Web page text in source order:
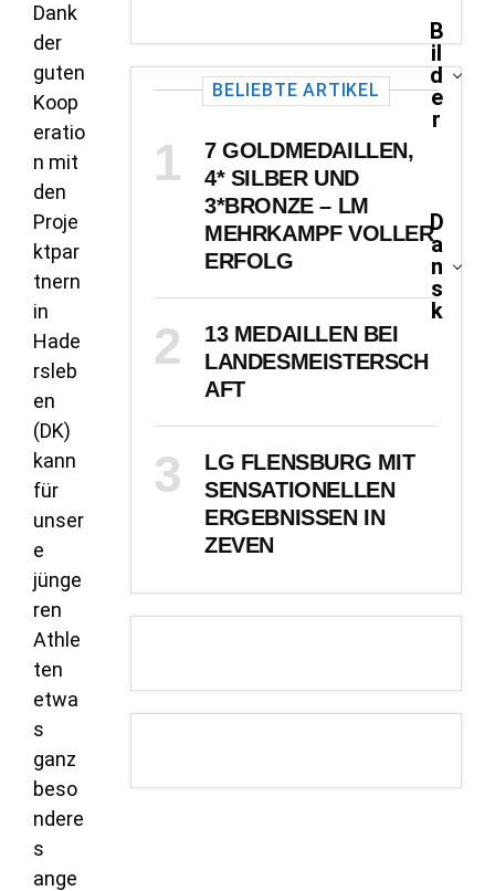
B
il
d
e
r
D
a
n
s
k
Dank
der
guten
Koop
eratio
n mit
den
Proje
ktpar
tnern
in
Hade
rsleb
en
(DK)
kann
für
unser
e
jünge
ren
Athle
ten
etwa
s
ganz
beso
ndere
s
ange
BELIEBTE ARTIKEL
7 GOLDMEDAILLEN,
4* SILBER UND
3*BRONZE – LM
MEHRKAMPF VOLLER
ERFOLG
13 MEDAILLEN BEI
LANDESMEISTERSCH
AFT
LG FLENSBURG MIT
SENSATIONELLEN
ERGEBNISSEN IN
ZEVEN